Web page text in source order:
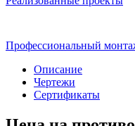
Профессиональный
Описание
Чертежи
Сертификаты